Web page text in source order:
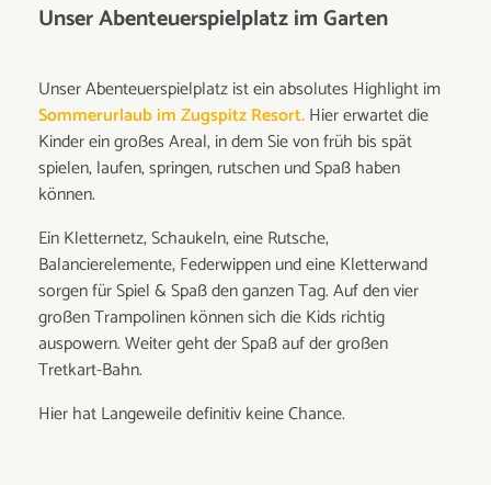
Unser Abenteuerspielplatz im Garten
Unser Abenteuerspielplatz ist ein absolutes Highlight im
Sommerurlaub im Zugspitz Resort.Hier erwartet die
Kinder ein großes Areal, in dem Sie von früh bis spät
spielen, laufen, springen, rutschen und Spaß haben
können.
Ein Kletternetz, Schaukeln, eine Rutsche,
Balancierelemente, Federwippen und eine Kletterwand
sorgen für Spiel & Spaß den ganzen Tag. Auf den vier
großen Trampolinen können sich die Kids richtig
auspowern. Weiter geht der Spaß auf der großen
Tretkart-Bahn.
Hier hat Langeweile definitiv keine Chance.